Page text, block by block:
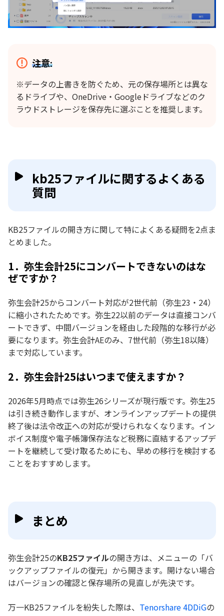
注意:
※データの上書きを防ぐため、元の保存場所とは異な
るドライブや、OneDrive・Googleドライブなどのク
ラウドストレージを保存先に選ぶことを推奨します。
kb25ファイルに関するよくある
質問
KB25ファイルの開き方に関して特によくある疑問を2点ま
とめました。
1．弥生会計25にコンバートできないのはな
ぜですか？
弥生会計25からコンバート対応が2世代前（弥生23・24）
に縮小されたためです。弥生22以前のデータは直接コンバ
ートできず、中間バージョンを経由した段階的な移行が必
要になります。弥生会計AEのみ、7世代前（弥生18以降）
まで対応しています。
2．弥生会計25はいつまで使えますか？
2026年5月時点では弥生26シリーズが現行版です。弥生25
は引き続き動作しますが、オンラインアップデートの提供
終了後は法令改正への対応が受けられなくなります。イン
ボイス制度や電子帳簿保存法など税務に直結するアップデ
ートを継続して受け取るためにも、早めの移行を検討する
ことをおすすめします。
まとめ
弥生会計25のKB25ファイルの開き方は、メニューの「バ
ックアップファイルの復元」から開きます。開けない場合
はバージョンの確認と保存場所の見直しが先決です。
万一KB25ファイルを紛失した際は、 Tenorshare 4DDiGの